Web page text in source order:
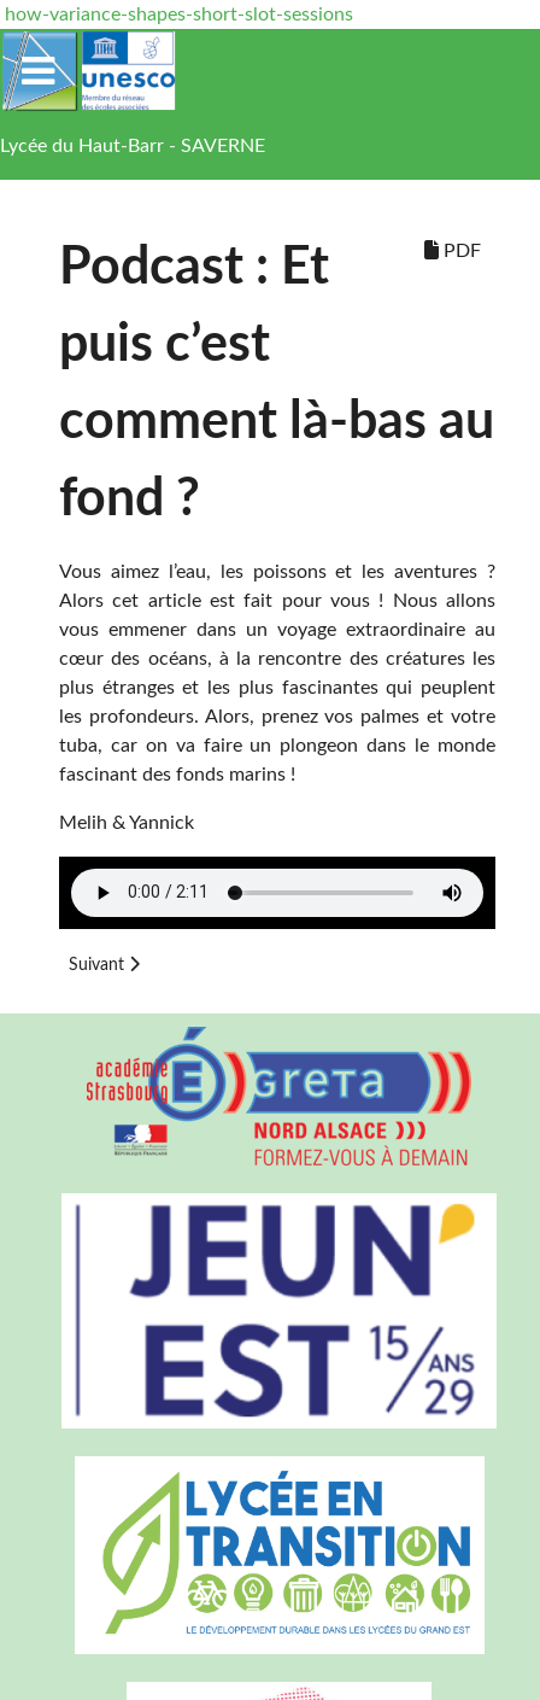
how-variance-shapes-short-slot-sessions
Lycée du Haut-Barr - SAVERNE
PDF
Podcast : Et
puis c’est
comment là-bas au
fond ?
Vous aimez l’eau, les poissons et les aventures ?
Alors cet article est fait pour vous ! Nous allons
vous emmener dans un voyage extraordinaire au
cœur des océans, à la rencontre des créatures les
plus étranges et les plus fascinantes qui peuplent
les profondeurs. Alors, prenez vos palmes et votre
tuba, car on va faire un plongeon dans le monde
fascinant des fonds marins !
Melih & Yannick
Article suivant : Podcast : La navigation des Barr'bares.
Suivant